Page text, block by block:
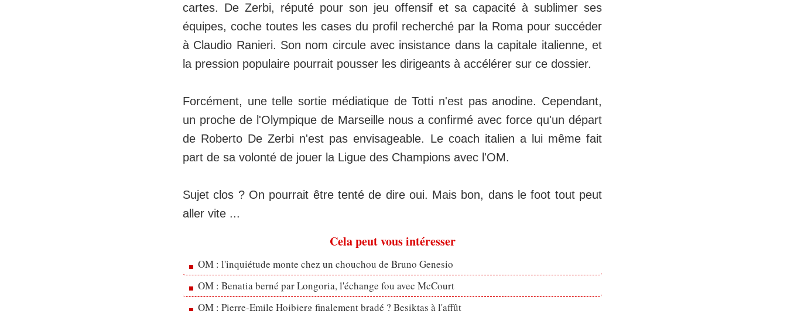
cartes. De Zerbi, réputé pour son jeu offensif et sa capacité à sublimer ses
équipes, coche toutes les cases du profil recherché par la Roma pour succéder
à Claudio Ranieri. Son nom circule avec insistance dans la capitale italienne, et
la pression populaire pourrait pousser les dirigeants à accélérer sur ce dossier.
Forcément, une telle sortie médiatique de Totti n'est pas anodine. Cependant,
un proche de l'Olympique de Marseille nous a confirmé avec force qu'un départ
de Roberto De Zerbi n'est pas envisageable. Le coach italien a lui même fait
part de sa volonté de jouer la Ligue des Champions avec l'OM.
Sujet clos ? On pourrait être tenté de dire oui. Mais bon, dans le foot tout peut
aller vite ...
Cela peut vous intéresser
OM : l'inquiétude monte chez un chouchou de Bruno Genesio
OM : Benatia berné par Longoria, l'échange fou avec McCourt
OM : Pierre-Emile Hojbjerg finalement bradé ? Besiktas à l'affût